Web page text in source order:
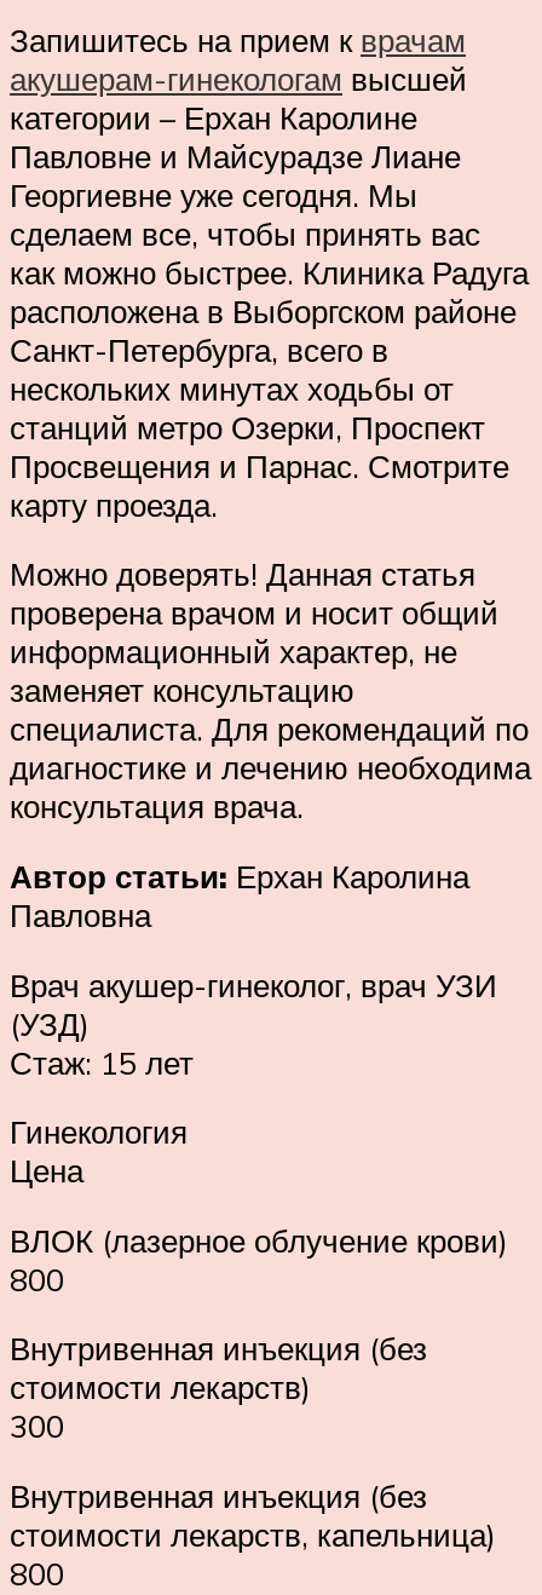
Запишитесь на прием к врачам
акушерам-гинекологам высшей
категории – Ерхан Каролине
Павловне и Майсурадзе Лиане
Георгиевне уже сегодня. Мы
сделаем все, чтобы принять вас
как можно быстрее. Клиника Радуга
расположена в Выборгском районе
Санкт-Петербурга, всего в
нескольких минутах ходьбы от
станций метро Озерки, Проспект
Просвещения и Парнас. Смотрите
карту проезда.
Можно доверять! Данная статья
проверена врачом и носит общий
информационный характер, не
заменяет консультацию
специалиста. Для рекомендаций по
диагностике и лечению необходима
консультация врача.
Автор статьи: Ерхан Каролина
Павловна
Врач акушер-гинеколог, врач УЗИ
(УЗД)
Стаж: 15 лет
Гинекология
Цена
ВЛОК (лазерное облучение крови)
800
Внутривенная инъекция (без
стоимости лекарств)
300
Внутривенная инъекция (без
стоимости лекарств, капельница)
800